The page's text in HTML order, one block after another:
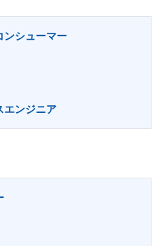
ンシューマー
エンジニア